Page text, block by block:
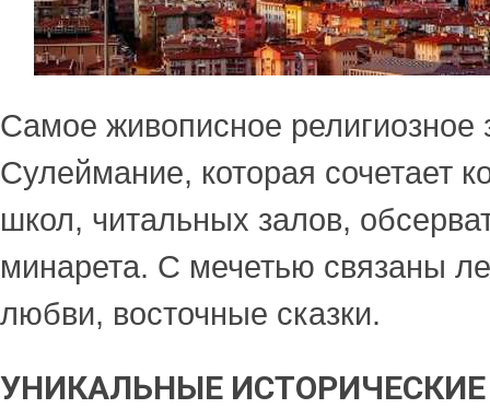
Самое живописное
Сулеймание, которая сочетает
школ, читальных залов,
минарета. С мечетью связаны
любви, восточные сказки.
УНИКАЛЬНЫЕ